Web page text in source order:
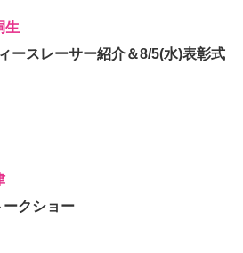
生
ースレーサー紹介＆8/5(水)表彰式
クショー